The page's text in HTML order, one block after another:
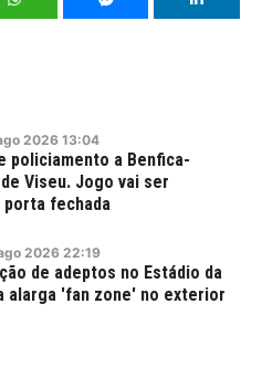
2026 13:04
policiamento a Benfica-
Viseu. Jogo vai ser
porta fechada
2026 22:19
de adeptos no Estádio da
alarga 'fan zone' no exterior